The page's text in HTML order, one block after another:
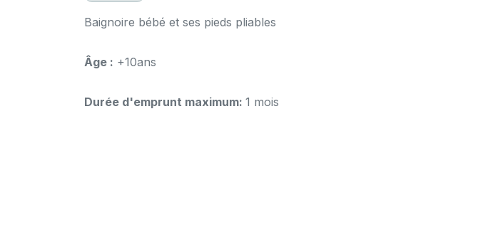
Baignoire bébé et ses pieds pliables
Âge : +10ans
Durée d'emprunt maximum: 1 mois